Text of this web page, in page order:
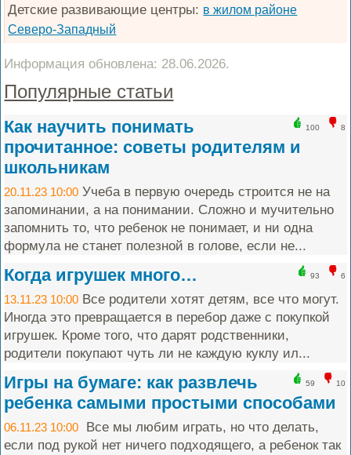
Детские развивающие центры: в жилом районе
Северо-Западный
Информация обновлена: 28.06.2026.
Популярные статьи
100 8
Как научить понимать
прочитанное: советы родителям и
школьникам
20.11.23 10:00 Учеба в первую очередь строится не на
запоминании, а на понимании. Сложно и мучительно
запомнить то, что ребенок не понимает, и ни одна
формула не станет полезной в голове, если не...
93 6
Когда игрушек много…
13.11.23 10:00 Все родители хотят детям, все что могут.
Иногда это превращается в перебор даже с покупкой
игрушек. Кроме того, что дарят родственники,
родители покупают чуть ли не каждую куклу ил...
59 10
Игры на бумаге: как развлечь
ребенка самыми простыми способами
06.11.23 10:00 Все мы любим играть, но что делать,
если под рукой нет ничего подходящего, а ребенок так